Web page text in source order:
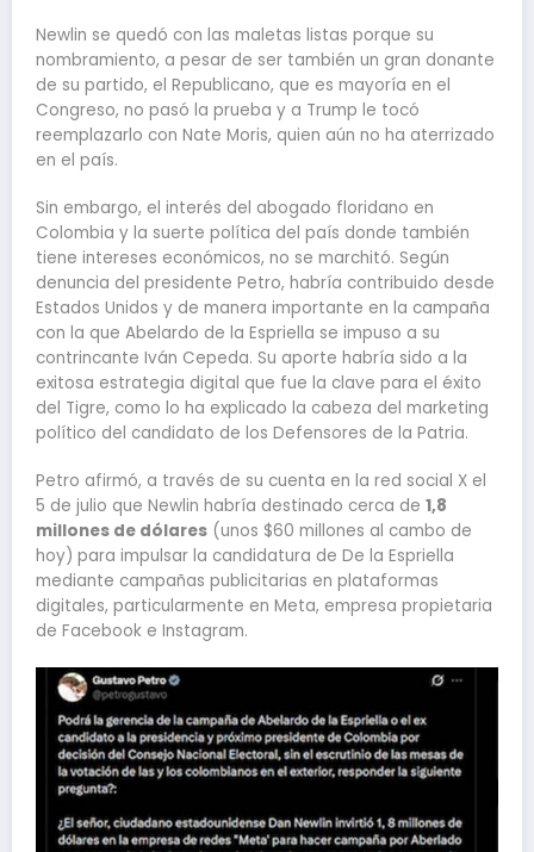
Newlin se quedó con las maletas listas porque su
nombramiento, a pesar de ser también un gran donante
de su partido, el Republicano, que es mayoría en el
Congreso, no pasó la prueba y a Trump le tocó
reemplazarlo con Nate Moris, quien aún no ha aterrizado
en el país.
Sin embargo, el interés del abogado floridano en
Colombia y la suerte política del país donde también
tiene intereses económicos, no se marchitó. Según
denuncia del presidente Petro, habría contribuido desde
Estados Unidos y de manera importante en la campaña
con la que Abelardo de la Espriella se impuso a su
contrincante Iván Cepeda. Su aporte habría sido a la
exitosa estrategia digital que fue la clave para el éxito
del Tigre, como lo ha explicado la cabeza del marketing
político del candidato de los Defensores de la Patria.
Petro afirmó, a través de su cuenta en la red social X el
5 de julio que Newlin habría destinado cerca de 1,8
millones de dólares (unos $60 millones al cambo de
hoy) para impulsar la candidatura de De la Espriella
mediante campañas publicitarias en plataformas
digitales, particularmente en Meta, empresa propietaria
de Facebook e Instagram.